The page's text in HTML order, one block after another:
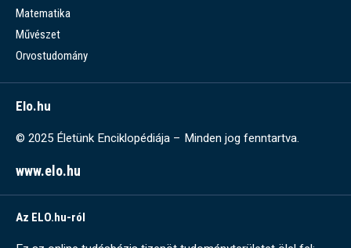
Matematika
Művészet
Orvostudomány
Elo.hu
© 2025 Életünk Enciklopédiája – Minden jog fenntartva.
www.elo.hu
Az ELO.hu-ról